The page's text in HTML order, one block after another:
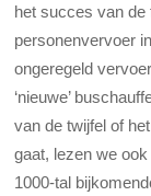
het succes van de
personenvervoer
ongeregeld
‘nieuwe’
van de twijfel of
gaat, lezen we
1000-tal